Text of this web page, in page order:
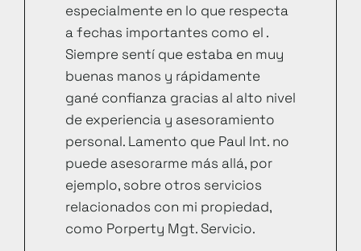
especialmente en lo que respecta
a fechas importantes como el .
Siempre sentí que estaba en muy
buenas manos y rápidamente
gané confianza gracias al alto nivel
de experiencia y asesoramiento
personal. Lamento que Paul Int. no
puede asesorarme más allá, por
ejemplo, sobre otros servicios
relacionados con mi propiedad,
como Porperty Mgt. Servicio.